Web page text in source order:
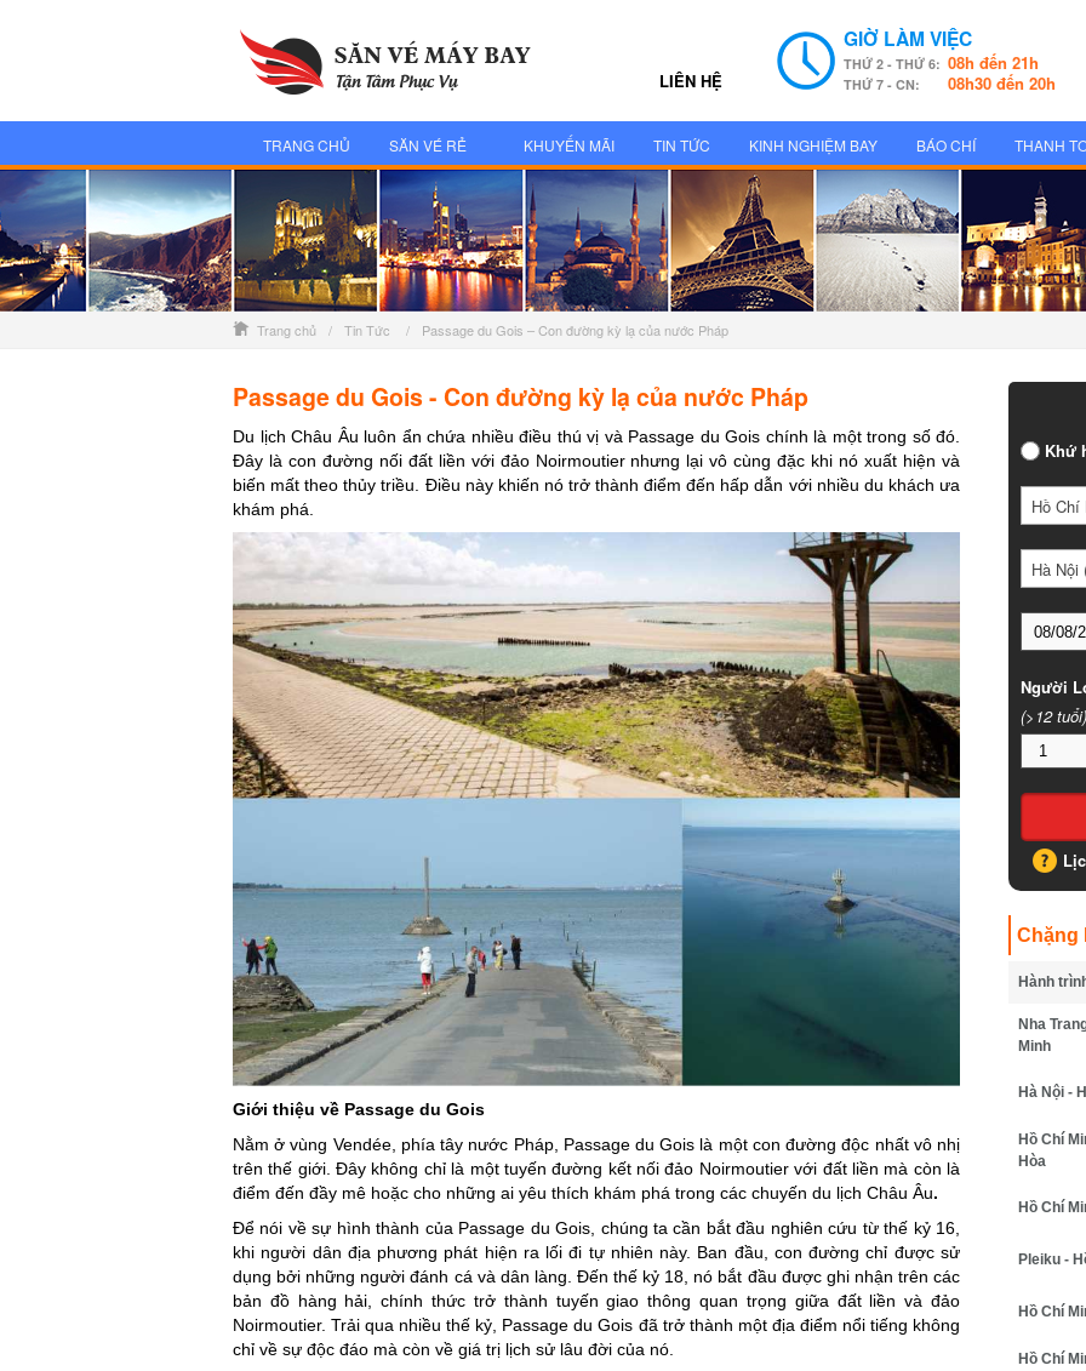
LIÊN HỆ
GIỜ LÀM VIỆC
THỨ 2 - THỨ 6:08h đến 21h
THỨ 7 - CN: 08h30 đến 20h
TRANG CHỦ SĂN VÉ RẺ KHUYẾN MÃI TIN TỨC KINH NGHIỆM BAY BÁO CHÍ THANH
Trang chủ / Tin Tức / Passage du Gois – Con đường kỳ lạ của nước Pháp
Passage du Gois - Con đường kỳ lạ của nước Pháp
Du lịch Châu Âu luôn ẩn chứa nhiều điều thú vị và Passage du Gois chính là một trong số đó.
Đây là con đường nối đất liền với đảo Noirmoutier nhưng lại vô cùng đặc khi nó xuất hiện và
biến mất theo thủy triều. Điều này khiến nó trở thành điểm đến hấp dẫn với nhiều du khách ưa
khám phá.
Giới thiệu về Passage du Gois
Nằm ở vùng Vendée, phía tây nước Pháp, Passage du Gois là một con đường độc nhất vô nhị
trên thế giới. Đây không chỉ là một tuyến đường kết nối đảo Noirmoutier với đất liền mà còn là
điểm đến đầy mê hoặc cho những ai yêu thích khám phá trong các chuyến du lịch Châu Âu.
Để nói về sự hình thành của Passage du Gois, chúng ta cần bắt đầu nghiên cứu từ thế kỷ 16,
khi người dân địa phương phát hiện ra lối đi tự nhiên này. Ban đầu, con đường chỉ được sử
dụng bởi những người đánh cá và dân làng. Đến thế kỷ 18, nó bắt đầu được ghi nhận trên các
bản đồ hàng hải, chính thức trở thành tuyến giao thông quan trọng giữa đất liền và đảo
Noirmoutier. Trải qua nhiều thế kỷ, Passage du Gois đã trở thành một địa điểm nổi tiếng không
chỉ về sự độc đáo mà còn về giá trị lịch sử lâu đời của nó.
Khứ
Hồ Chí
Hà Nội
Người
(>12 tuổi)
Chặng
Hành trình*
Nha
Minh
Hà Nội -
Hồ Chí
Hòa
Hồ Chí
Pleiku -
Hồ Chí
Hồ Chí